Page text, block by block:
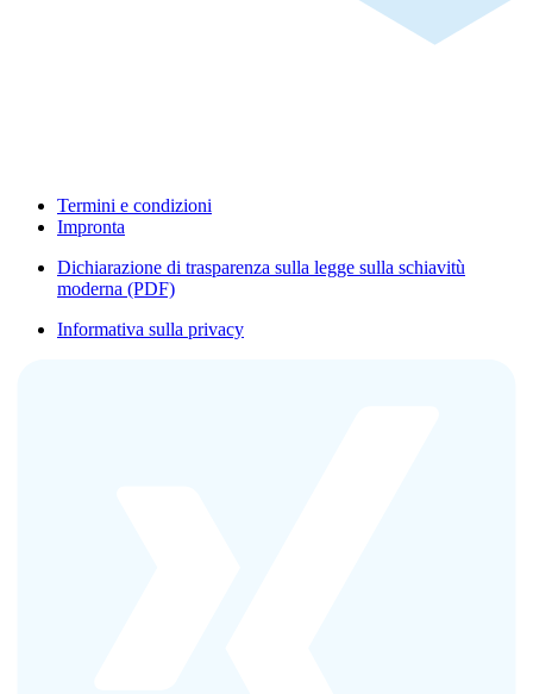
Termini e condizioni
Impronta
Dichiarazione di trasparenza sulla legge sulla schiavitù
moderna (PDF)
Informativa sulla privacy